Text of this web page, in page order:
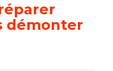
démonter